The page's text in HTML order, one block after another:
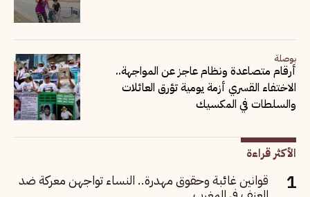
بوصلة
أرقام متصاعدة ونظام عاجز عن المواجهة..
الاختفاء القسري أزمة يومية تؤرق العائلات
والسلطات في المكسيك
الأكثر قراءة
قوانين غائبة وحقوق مهدرة.. النساء تواجهن معركة ضد